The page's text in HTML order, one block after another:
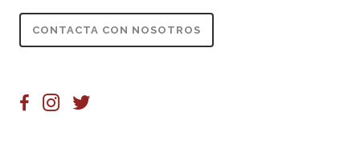
CONTACTA CON NOSOTROS